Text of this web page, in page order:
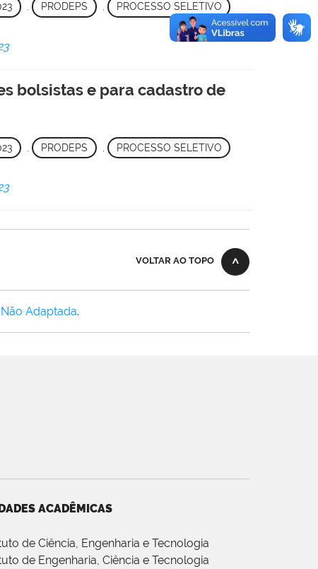
, PRODEPS , PROCESSO SELETIVO
bolsistas e para cadastro de
PRODEPS PROCESSO SELETIVO
VOLTAR AO TOPO
Adaptada.
ACADÊMICAS
de Ciência, Engenharia e Tecnologia
de Engenharia, Ciência e Tecnologia